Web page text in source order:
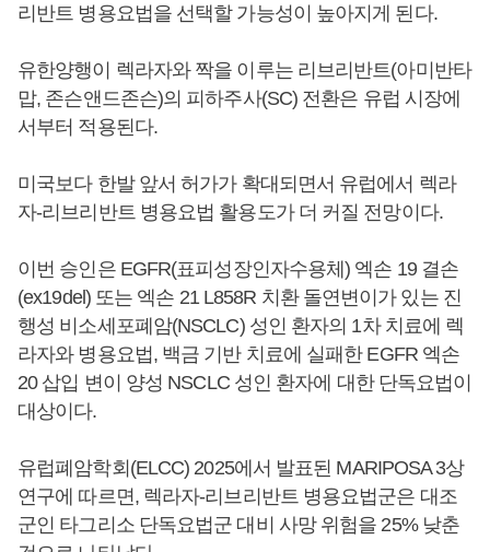
리반트 병용요법을 선택할 가능성이 높아지게 된다.
유한양행이 렉라자와 짝을 이루는 리브리반트(아미반타
맙, 존슨앤드존슨)의 피하주사(SC) 전환은 유럽 시장에
서부터 적용된다.
미국보다 한발 앞서 허가가 확대되면서 유럽에서 렉라
자-리브리반트 병용요법 활용도가 더 커질 전망이다.
이번 승인은 EGFR(표피성장인자수용체) 엑손 19 결손
(ex19del) 또는 엑손 21 L858R 치환 돌연변이가 있는 진
행성 비소세포폐암(NSCLC) 성인 환자의 1차 치료에 렉
라자와 병용요법, 백금 기반 치료에 실패한 EGFR 엑손
20 삽입 변이 양성 NSCLC 성인 환자에 대한 단독요법이
대상이다.
유럽폐암학회(ELCC) 2025에서 발표된 MARIPOSA 3상
연구에 따르면, 렉라자-리브리반트 병용요법군은 대조
군인 타그리소 단독요법군 대비 사망 위험을 25% 낮춘